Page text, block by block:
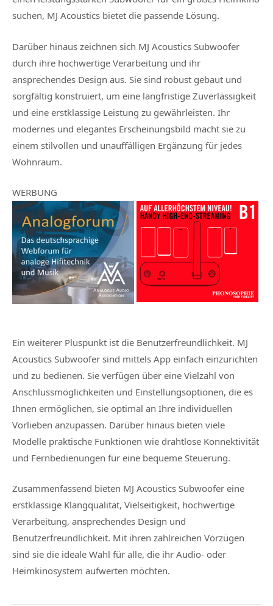
suchen, MJ Acoustics bietet die passende Lösung.
Darüber hinaus zeichnen sich MJ Acoustics Subwoofer
durch ihre hochwertige Verarbeitung und ihr
ansprechendes Design aus. Sie sind robust gebaut und
sorgfältig konstruiert, um eine langfristige Zuverlässigkeit
und eine erstklassige Leistung zu gewährleisten. Ihr
modernes und elegantes Erscheinungsbild macht sie zu
einem stilvollen und unauffälligen Ergänzung für jedes
Wohnraum.
WERBUNG
Ein weiterer Pluspunkt ist die Benutzerfreundlichkeit. MJ
Acoustics Subwoofer sind mittels App einfach einzurichten
und zu bedienen. Sie verfügen über eine Vielzahl von
Anschlussmöglichkeiten und Einstellungsoptionen, die es
Ihnen ermöglichen, sie optimal an Ihre individuellen
Vorlieben anzupassen. Darüber hinaus bieten viele
Modelle praktische Funktionen wie drahtlose Konnektivität
und Fernbedienungen für eine bequeme Steuerung.
Zusammenfassend bieten MJ Acoustics Subwoofer eine
erstklassige Klangqualität, Vielseitigkeit, hochwertige
Verarbeitung, ansprechendes Design und
Benutzerfreundlichkeit. Mit ihren zahlreichen Vorzügen
sind sie die ideale Wahl für alle, die ihr Audio- oder
Heimkinosystem aufwerten möchten.